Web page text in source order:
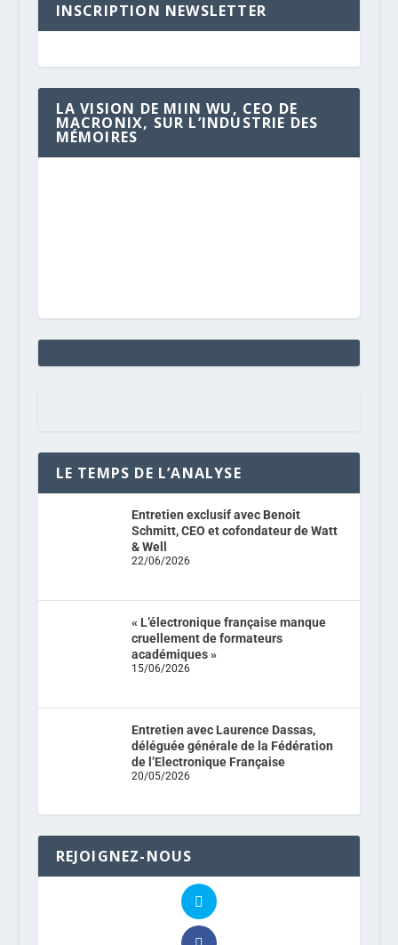
INSCRIPTION NEWSLETTER
LA VISION DE MIIN WU, CEO DE
MACRONIX, SUR L’INDUSTRIE DES
MÉMOIRES
LE TEMPS DE L’ANALYSE
Entretien exclusif avec Benoit
Schmitt, CEO et cofondateur de Watt
& Well
22/06/2026
« L’électronique française manque
cruellement de formateurs
académiques »
15/06/2026
Entretien avec Laurence Dassas,
déléguée générale de la Fédération
de l’Electronique Française
20/05/2026
REJOIGNEZ-NOUS